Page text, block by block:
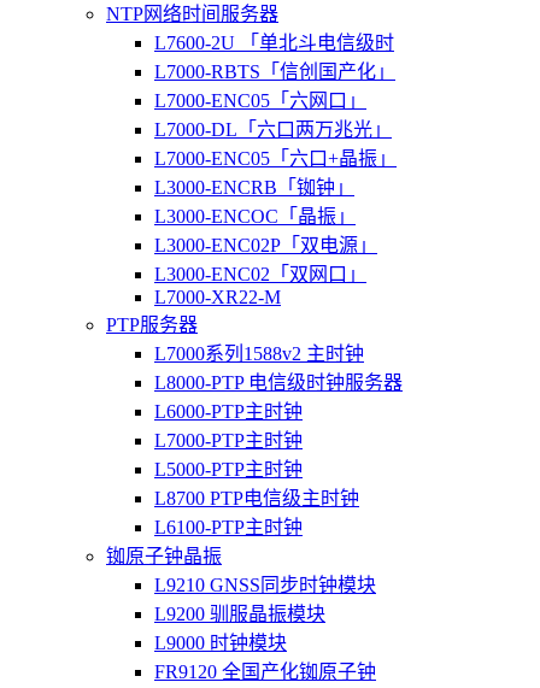
NTP网络时间服务器
L7600-2U 「单北斗电信级时
L7000-RBTS「信创国产化」
L7000-ENC05「六网口」
L7000-DL「六口两万兆光」
L7000-ENC05「六口+晶振」
L3000-ENCRB「铷钟」
L3000-ENCOC「晶振」
L3000-ENC02P「双电源」
L3000-ENC02「双网口」
L7000-XR22-M
PTP服务器
L7000系列1588v2 主时钟
L8000-PTP 电信级时钟服务器
L6000-PTP主时钟
L7000-PTP主时钟
L5000-PTP主时钟
L8700 PTP电信级主时钟
L6100-PTP主时钟
铷原子钟晶振
L9210 GNSS同步时钟模块
L9200 驯服晶振模块
L9000 时钟模块
FR9120 全国产化铷原子钟